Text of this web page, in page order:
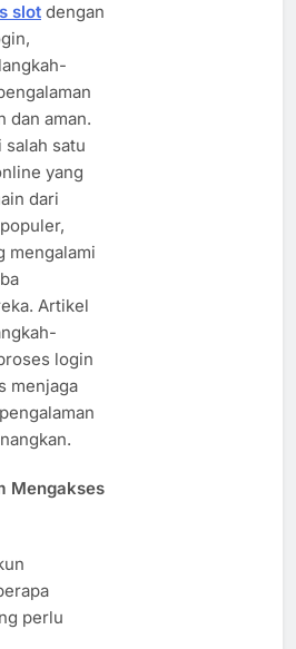
slot dengan
dan aman.
salah satu
yang
dari
mengalami
Artikel
login
menjaga
Mengakses
perlu